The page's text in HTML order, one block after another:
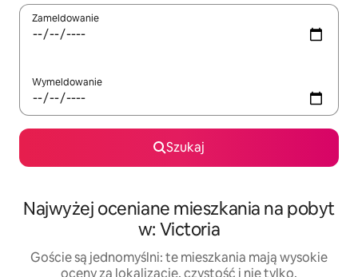
Zameldowanie
Wymeldowanie
Szukaj
Najwyżej oceniane mieszkania na pobyt
w: Victoria
Goście są jednomyślni: te mieszkania mają wysokie
oceny za lokalizację, czystość i nie tylko.